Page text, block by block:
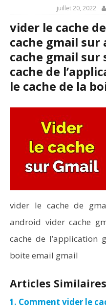
juillet 20, 2022
vider le cache
cache gmail
cache gmail sur
cache de
le cache de la
vider le cache de
android vider cache
cache de l’application
boite email gmail
Articles
Comment vider le